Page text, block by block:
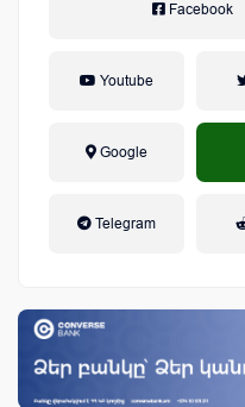
Facebook
Youtube
Google
Telegram